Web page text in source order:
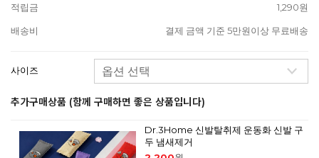
적립금
1,290원
배송비 결제 금액 기준 5만원이상 무료배송
사이즈
추가구매상품 (함께 구매하면 좋은 상품입니다)
Dr.3Home 신발탈취제 운동화 신발 구
두 냄새제거